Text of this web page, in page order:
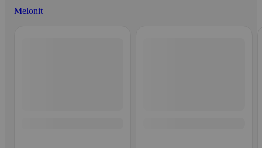
Melonit